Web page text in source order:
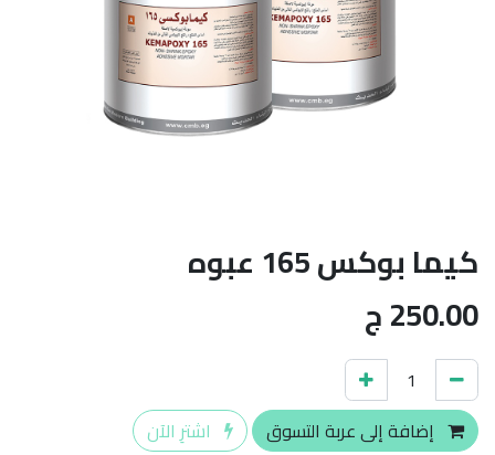
كيما بوكس 165 عبوه
250.00ج
إضافة إلى عربة التسوق اشترِ الآن